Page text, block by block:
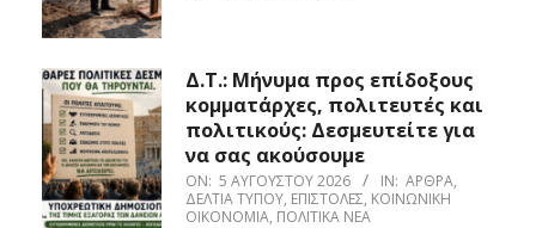
Δ.Τ.: Μήνυμα προς επίδοξους
κομματάρχες, πολιτευτές και
πολιτικούς: Δεσμευτείτε για
να σας ακούσουμε
ON: 5 ΑΥΓΟΎΣΤΟΥ 2026 IN: ΆΡΘΡΑ,
ΔΕΛΤΊΑ ΤΎΠΟΥ, ΕΠΙΣΤΟΛΈΣ, ΚΟΙΝΩΝΙΚΉ
ΟΙΚΟΝΟΜΊΑ, ΠΟΛΙΤΙΚΆ ΝΈΑ